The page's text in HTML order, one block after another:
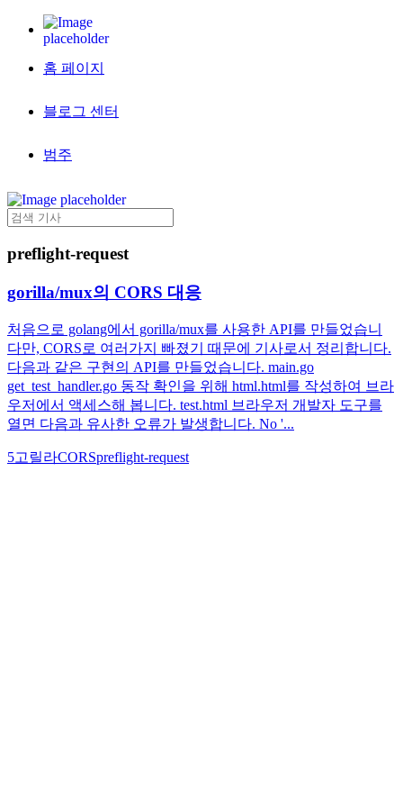
홈 페이지
블로그 센터
범주
preflight-request
gorilla/mux의 CORS 대응
처음으로 golang에서 gorilla/mux를 사용한 API를 만들었습니
다만, CORS로 여러가지 빠졌기 때문에 기사로서 정리합니다.
다음과 같은 구현의 API를 만들었습니다. main.go
get_test_handler.go 동작 확인을 위해 html.html를 작성하여 브라
우저에서 액세스해 봅니다. test.html 브라우저 개발자 도구를
열면 다음과 유사한 오류가 발생합니다. No '...
5고릴라CORSpreflight-request